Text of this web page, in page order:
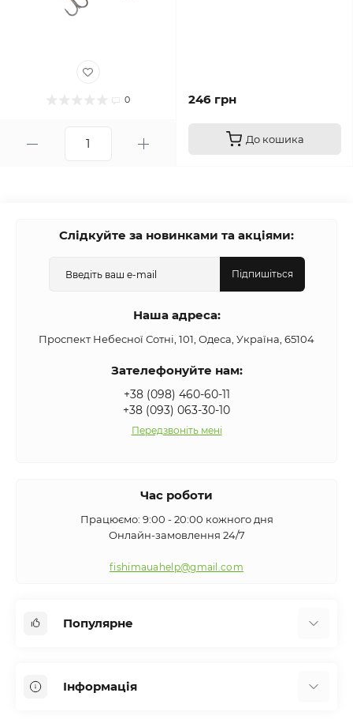
0 246 грн
До кошика
Слідкуйте за новинками та акціями:
Підпишіться
Наша адреса:
Проспект Небесної Сотні, 101, Одеса, Україна, 65104
Зателефонуйте нам:
+38 (098) 460-60-11
+38 (093) 063-30-10
Передзвоніть мені
Час роботи
Працюємо: 9:00 - 20:00 кожного дня
Онлайн-замовлення 24/7
fishimauahelp@gmail.com
Популярне
ВудилищаІнформація